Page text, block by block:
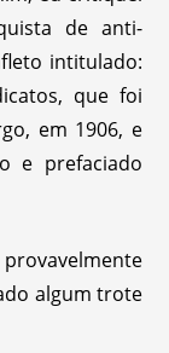
de anti-
intitulado:
que foi
em 1906, e
e prefaciado
algum trote